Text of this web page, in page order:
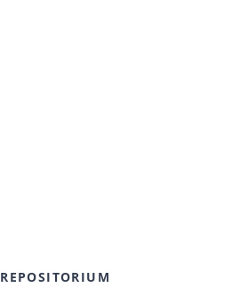
REPOSITORIUM